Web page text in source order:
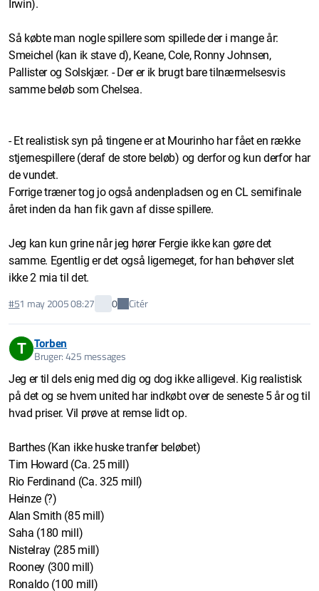
Irwin).
Så købte man nogle spillere som spillede der i mange år:
Smeichel (kan ik stave d), Keane, Cole, Ronny Johnsen,
Pallister og Solskjær. - Der er ik brugt bare tilnærmelsesvis
samme beløb som Chelsea.
- Et realistisk syn på tingene er at Mourinho har fået en række
stjernespillere (deraf de store beløb) og derfor og kun derfor har
de vundet.
Forrige træner tog jo også andenpladsen og en CL semifinale
året inden da han fik gavn af disse spillere.
Jeg kan kun grine når jeg hører Fergie ikke kan gøre det
samme. Egentlig er det også ligemeget, for han behøver slet
ikke 2 mia til det.
#51 may 2005 08:27 0 Citér
T Torben
Bruger: 425 messages
Jeg er til dels enig med dig og dog ikke alligevel. Kig realistisk
på det og se hvem united har indkøbt over de seneste 5 år og til
hvad priser. Vil prøve at remse lidt op.
Barthes (Kan ikke huske tranfer beløbet)
Tim Howard (Ca. 25 mill)
Rio Ferdinand (Ca. 325 mill)
Heinze (?)
Alan Smith (85 mill)
Saha (180 mill)
Nistelray (285 mill)
Rooney (300 mill)
Ronaldo (100 mill)